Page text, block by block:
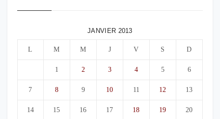
JANVIER 2013
L M M J V S D
1 2 3 4 5 6
7 8 9 10 11 12 13
14 15 16 17 18 19 20